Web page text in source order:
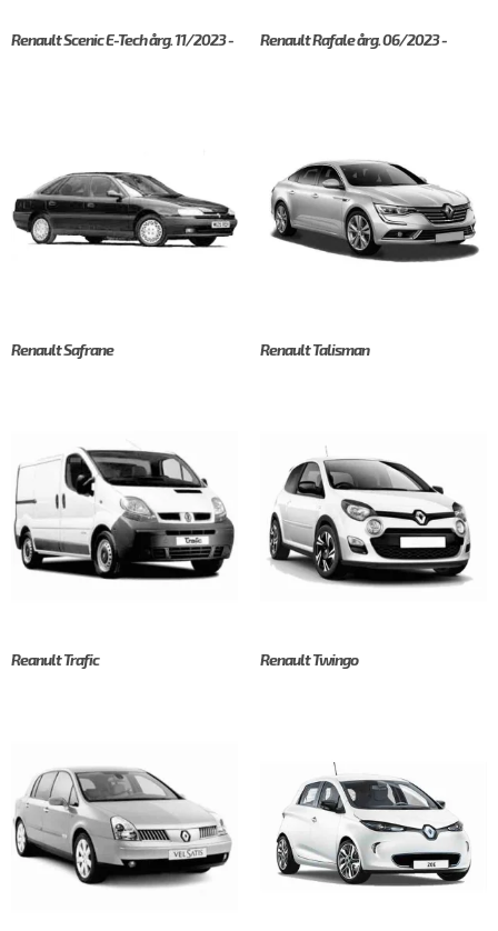
Renault Scenic E-Tech årg. 11/2023 - Renault Rafale årg. 06/2023 -
Renault Safrane Renault Talisman
Reanult Trafic Renault Twingo